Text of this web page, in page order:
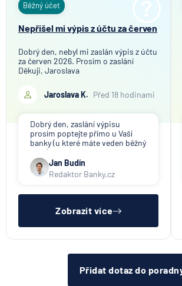
Běžný účet
Nepřišel mi výpis z účtu za červen
Dobrý den, nebyl mi zaslán výpis z účtu
za červen 2026. Prosím o zaslání
Děkuji, Jaroslava
Jaroslava K. Před 18 hodinami
Dobrý den, zaslání výpisu
prosím poptejte přímo u Vaší
banky (u které máte veden běžný
účet).
Jan Budín
Redaktor Banky.cz
Zobrazit více
Přidat dotaz do